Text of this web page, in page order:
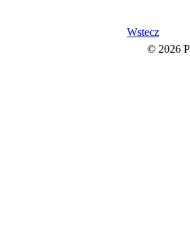
Wstecz
© 2026